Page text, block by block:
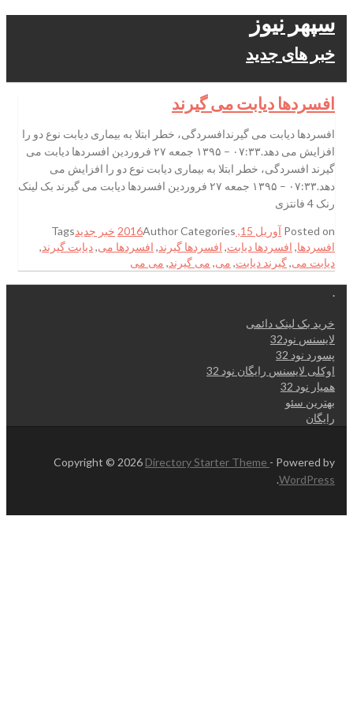
سپهر نیوز
خبر های جدید
افسردها دیابت می گیرند
افسردها دیابت می گیرندافسردگی، خطر ابتلا به بیماری دیابت نوع دو را
افزایش می دهد.۰۷:۳۳ – ۱۳۹۵ جمعه ۲۷ فروردین افسردها دیابت می
گیرند افسردگی، خطر ابتلا به بیماری دیابت نوع دو را افزایش می
دهد.۰۷:۳۳ – ۱۳۹۵ جمعه ۲۷ فروردین افسردها دیابت می گیرند بک لینک
رنک 4 فانتزی
Posted on آوریل 15, 2016 AuthorCategories خبر جدیدTags
افسردها, افسردها دیابت, افسردها گیرند, افسردها می,دیابت گیرند,
دیابت می,گیرند دیابت, می, می گیرند, می می
.
خرید بک لینک دائمی
لایسنس نود32
پسورد نود 32
اوکلی لایسنس رایگان نود 32
همیار نود 32
بهترین سئو
رایگان
Copyright © 2026 Directory Starter Theme - Powered by
WordPress
.